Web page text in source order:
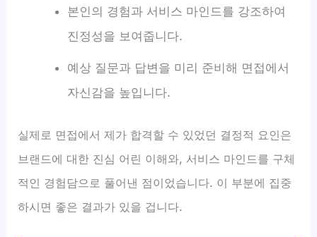
본인의 경험과 서비스 마인드를 강조하여
진정성을 보여줍니다.
예상 질문과 답변을 미리 준비해 면접에서
자신감을 높입니다.
실제로 면접에서 제가 합격할 수 있었던 결정적 요인은
브랜드에 대한 진심 어린 이해와, 서비스 마인드를 구체
적인 경험담으로 풀어낸 점이었습니다. 이 부분에 집중
하시면 좋은 결과가 있을 겁니다.